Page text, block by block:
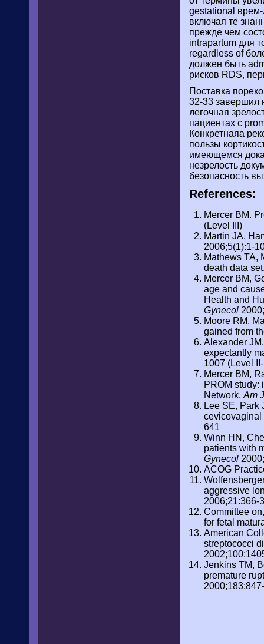
gestational
включая те
прежде чем
intrapartum для
regardless of
должен быть
рисков RDS,
Поставка
32-33 завершил
легочная
пациентах с
Конкретнаяа
пользы
имеющемся
незрелость
безопасность
References:
Mercer BM.
(Level III)
Martin JA,
2006;5(1):1-
Mathews TA,
death data
Mercer BM,
age and
Health and
Gynecol
Moore RM,
gained from
Alexander
expectantly
1007 (Level
Mercer BM,
PROM study:
Network. Am
Lee SE, Park
cevicovaginal
641
Winn HN,
patients with
Gynecol
ACOG
aggressive
2006;21:366-
Committee
for fetal
American
streptococci
Jenkins TM,
premature